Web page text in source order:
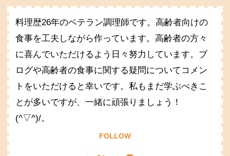
料理歴26年のベテラン調理師です。高齢者向けの
食事を工夫しながら作っています。高齢者の方々
に喜んでいただけるよう日々努力しています。ブ
ログや高齢者の食事に関する疑問についてコメン
トをいただけると幸いです。私もまだ学ぶべきこ
とが多いですが、一緒に頑張りましょう！
(^▽^)/。
FOLLOW